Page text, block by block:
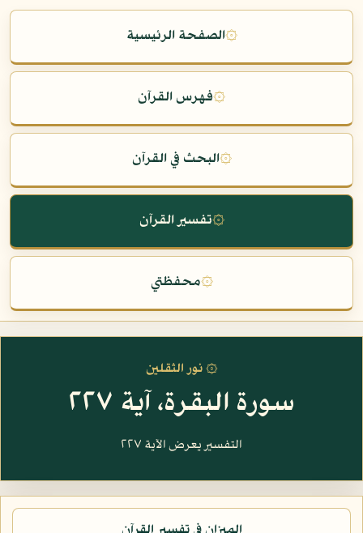
۞الصفحة الرئيسية
۞فهرس القرآن
۞البحث في القرآن
۞تفسير القرآن
۞محفظتي
۞ نور الثقلين
سورة البقرة، آية ٢٢٧
التفسير يعرض الآية ٢٢٧